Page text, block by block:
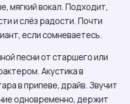
мягкий вокал. Подходит,
и слёз радости. Почти
если сомневаетесь.
песни от старшего или
Акустика в
в припеве, драйв. Звучит
одновременно, держит